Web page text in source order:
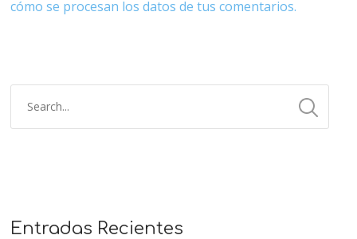
cómo se procesan los datos de tus comentarios.
Entradas Recientes